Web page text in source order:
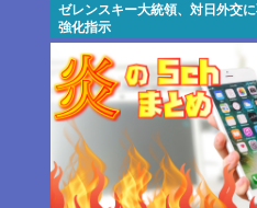
ゼレンスキー大統領、対日外交
強化指示